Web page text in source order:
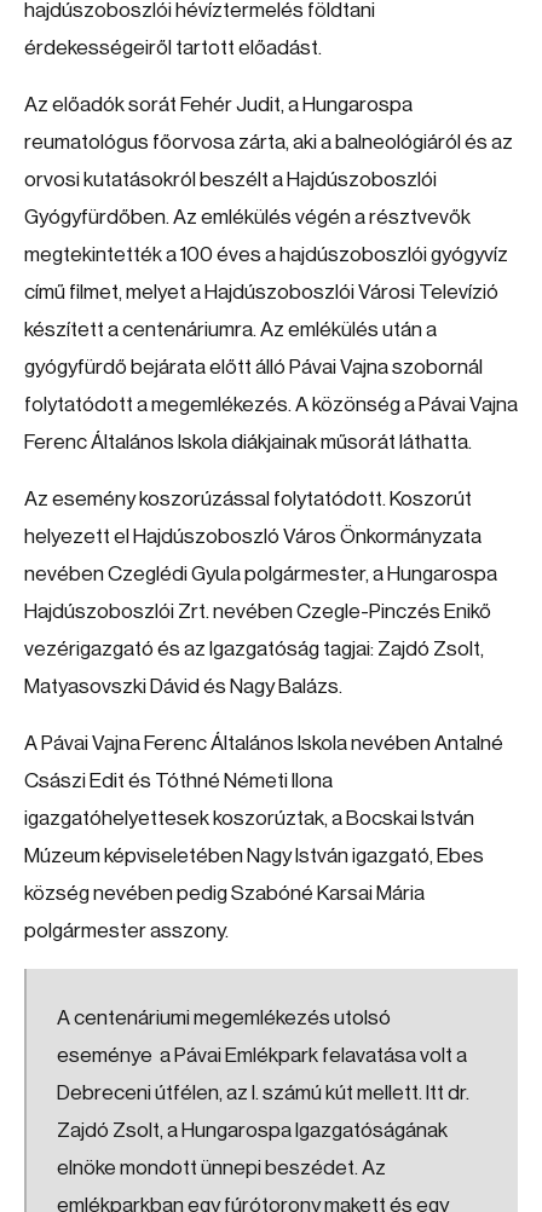
hajdúszoboszlói hévíztermelés földtani
érdekességeiről tartott előadást.
Az előadók sorát Fehér Judit, a Hungarospa
reumatológus főorvosa zárta, aki a balneológiáról és az
orvosi kutatásokról beszélt a Hajdúszoboszlói
Gyógyfürdőben. Az emlékülés végén a résztvevők
megtekintették a 100 éves a hajdúszoboszlói gyógyvíz
című filmet, melyet a Hajdúszoboszlói Városi Televízió
készített a centenáriumra. Az emlékülés után a
gyógyfürdő bejárata előtt álló Pávai Vajna szobornál
folytatódott a megemlékezés. A közönség a Pávai Vajna
Ferenc Általános Iskola diákjainak műsorát láthatta.
Az esemény koszorúzással folytatódott. Koszorút
helyezett el Hajdúszoboszló Város Önkormányzata
nevében Czeglédi Gyula polgármester, a Hungarospa
Hajdúszoboszlói Zrt. nevében Czegle-Pinczés Enikő
vezérigazgató és az Igazgatóság tagjai: Zajdó Zsolt,
Matyasovszki Dávid és Nagy Balázs.
A Pávai Vajna Ferenc Általános Iskola nevében Antalné
Császi Edit és Tóthné Németi Ilona
igazgatóhelyettesek koszorúztak, a Bocskai István
Múzeum képviseletében Nagy István igazgató, Ebes
község nevében pedig Szabóné Karsai Mária
polgármester asszony.
A centenáriumi megemlékezés utolsó
eseménye a Pávai Emlékpark felavatása volt a
Debreceni útfélen, az I. számú kút mellett. Itt dr.
Zajdó Zsolt, a Hungarospa Igazgatóságának
elnöke mondott ünnepi beszédet. Az
emlékparkban egy fúrótorony makett és egy